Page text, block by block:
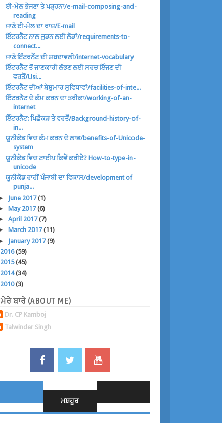
ਈ-ਮੇਲ ਭੇਜਣਾ ਤੇ ਪੜ੍ਹਨਾ/e-mail-composing-and-
reading
ਜਾਣੋ ਈ-ਮੇਲ ਦਾ ਰਾਜ਼/E-mail
ਇੰਟਰਨੈੱਟ ਨਾਲ ਜੁੜਨ ਲਈ ਲੋੜਾਂ/requirements-to-
connect...
ਜਾਣੋ ਇੰਟਰਨੈੱਟ ਦੀ ਸ਼ਬਦਾਵਲੀ/internet-vocabulary
ਇੰਟਰਨੈੱਟ ਤੋਂ ਜਾਣਕਾਰੀ ਲੱਭਣ ਲਈ ਸਰਚ ਇੰਜਣ ਦੀ
ਵਰਤੋਂ/Usi...
ਇੰਟਰਨੈੱਟ ਦੀਆਂ ਬੇਸ਼ੁਮਾਰ ਸੁਵਿਧਾਵਾਂ/facilities-of-inte...
ਇੰਟਰਨੈੱਟ ਦੇ ਕੰਮ ਕਰਨ ਦਾ ਤਰੀਕਾ/working-of-an-
internet
ਇੰਟਰਨੈੱਟ: ਪਿਛੋਕੜ ਤੇ ਵਰਤੋਂ/Background-history-of-
in...
ਯੂਨੀਕੋਡ ਵਿਚ ਕੰਮ ਕਰਨ ਦੇ ਲਾਭ/benefits-of-Unicode-
system
ਯੂਨੀਕੋਡ ਵਿਚ ਟਾਈਪ ਕਿਵੇਂ ਕਰੀਏ? How-to-type-in-
unicode
ਯੂਨੀਕੋਡ ਰਾਹੀਂ ਪੰਜਾਬੀ ਦਾ ਵਿਕਾਸ/development of
punja...
June 2017(1)
May 2017(6)
April 2017(7)
March 2017(11)
January 2017(9)
2016(59)
2015(45)
2014(34)
2010(3)
ਮੇਰੇ ਬਾਰੇ (ABOUT ME)
Dr. CP Kamboj
Talwinder Singh
ਮਸ਼ਹੂਰ